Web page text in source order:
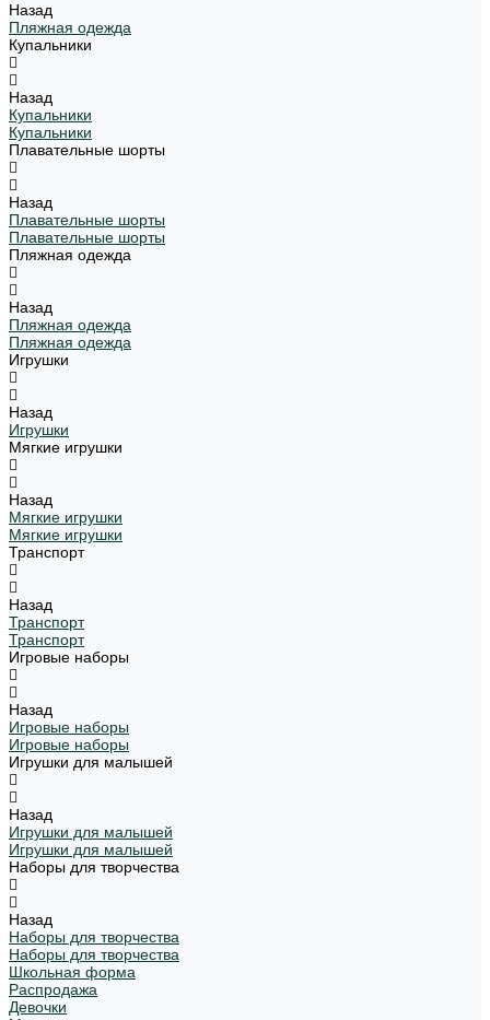
Назад
Пляжная одежда
Купальники
Назад
Купальники
Купальники
Плавательные шорты
Назад
Плавательные шорты
Плавательные шорты
Пляжная одежда
Назад
Пляжная одежда
Пляжная одежда
Игрушки
Назад
Игрушки
Мягкие игрушки
Назад
Мягкие игрушки
Мягкие игрушки
Транспорт
Назад
Транспорт
Транспорт
Игровые наборы
Назад
Игровые наборы
Игровые наборы
Игрушки для малышей
Назад
Игрушки для малышей
Игрушки для малышей
Наборы для творчества
Назад
Наборы для творчества
Наборы для творчества
Школьная форма
Распродажа
Девочки